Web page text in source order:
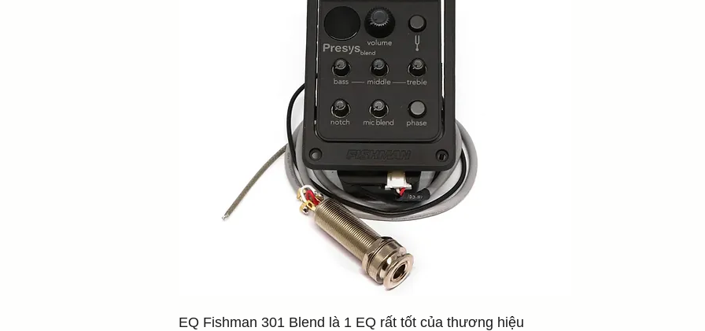
EQ Fishman 301 Blend là 1 EQ rất tốt của thương hiệu